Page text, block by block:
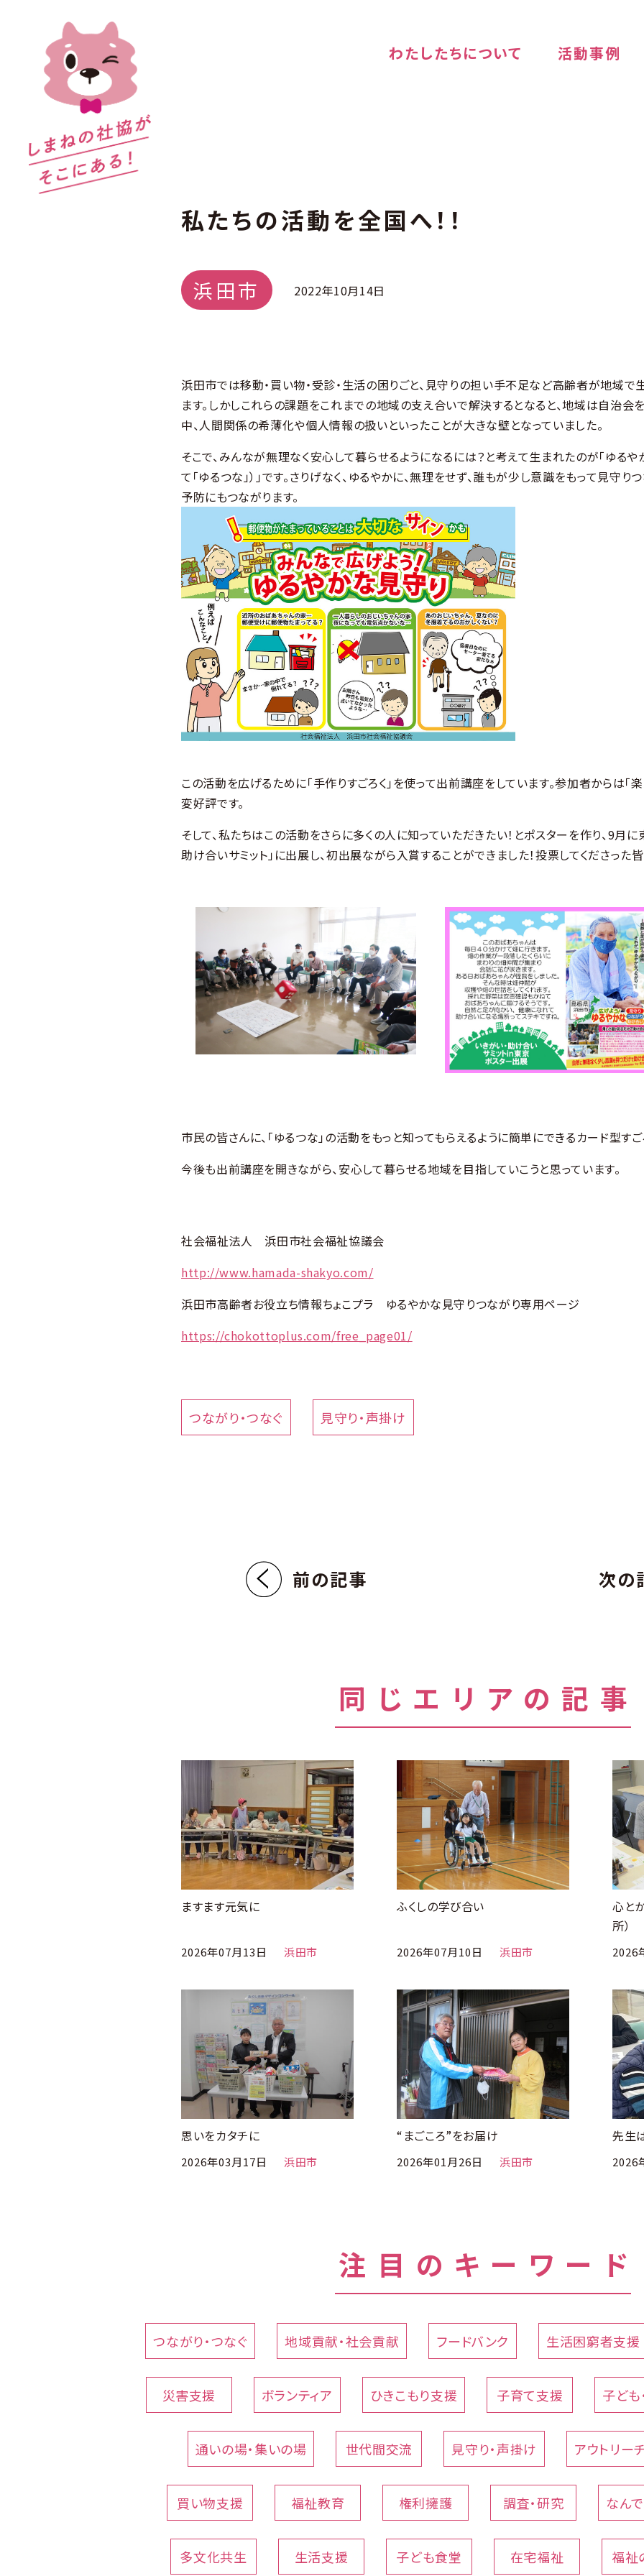
わたしたちについて 活動事例
私たちの活動を全国へ！！
浜田市 2022年10月14日
浜田市では移動・買い物・受診・生活の困りごと、見守りの担い手不足など高齢者が地域で
ます。しかしこれらの課題をこれまでの地域の支え合いで解決するとなると、地域は自治
中、人間関係の希薄化や個人情報の扱いといったことが大きな壁となっていました。
そこで、みんなが無理なく安心して暮らせるようになるには？と考えて生まれたのが「ゆるや
て「ゆるつな」）」です。さりげなく、ゆるやかに、無理をせず、誰もが少し意識をもって見守り
予防にもつながります。
この活動を広げるために「手作りすごろく」を使って出前講座をしています。参加者からは「
変好評です。
そして、私たちはこの活動をさらに多くの人に知っていただきたい！とポスターを作り、9月に
助け合いサミット」に出展し、初出展ながら入賞することができました！投票してくださった
市民の皆さんに、「ゆるつな」の活動をもっと知ってもらえるように簡単にできるカード型すご
今後も出前講座を開きながら、安心して暮らせる地域を目指していこうと思っています。
社会福祉法人 浜田市社会福祉協議会
http://www.hamada-shakyo.com/
浜田市高齢者お役立ち情報ちょこプラ ゆるやかな見守りつながり専用ページ
https://chokottoplus.com/free_page01/
つながり・つなぐ 見守り・声掛け
前の記事 次の
同じエリアの記事
浜田市
2026年07月13日
ますます元気に
浜田市
2026年07月10日
ふくしの学び合い
2026
心と
所）
浜田市
2026年03月17日
思いをカタチに
浜田市
2026年01月26日
“まごころ”をお届け
2026
先生
注目のキーワード
つながり・つなぐ 地域貢献・社会貢献 フードバンク 生活困窮者支援
災害支援 ボランティア ひきこもり支援 子育て支援 子ども
通いの場・集いの場 世代間交流 見守り・声掛け アウトリー
買い物支援 福祉教育 権利擁護 調査・研究 なん
多文化共生 生活支援 子ども食堂 在宅福祉 福祉